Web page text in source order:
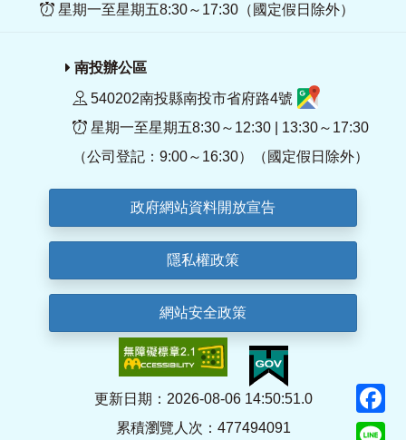
星期一至星期五8:30～17:30（國定假日除外）
南投辦公區
540202南投縣南投市省府路4號
星期一至星期五8:30～12:30 | 13:30～17:30
（公司登記：9:00～16:30）（國定假日除外）
政府網站資料開放宣告
隱私權政策
網站安全政策
更新日期：2026-08-06 14:50:51.0
累積瀏覽人次：477494091